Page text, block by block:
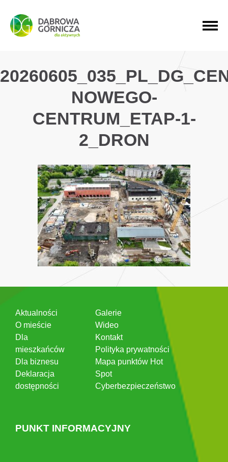
PRZEJDŹ DO MENU GŁÓWNEGO
PRZEJDŹ DO WYSZUKIWARKI
PRZEJDŹ DO TREŚCI
NOWEGO-
CENTRUM_ETAP-1-
2_DRON
Aktualności
O mieście
Dla
mieszkańców
Dla biznesu
Deklaracja
dostępności
Galerie
Wideo
Kontakt
Polityka prywatności
Mapa punktów Hot
Spot
Cyberbezpieczeństwo
PUNKT INFORMACYJNY